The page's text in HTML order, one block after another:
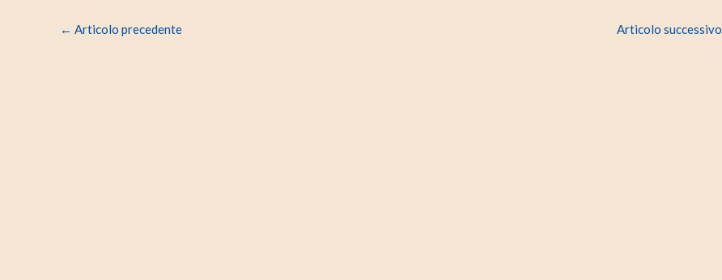
← Articolo precedente Articolo successivo